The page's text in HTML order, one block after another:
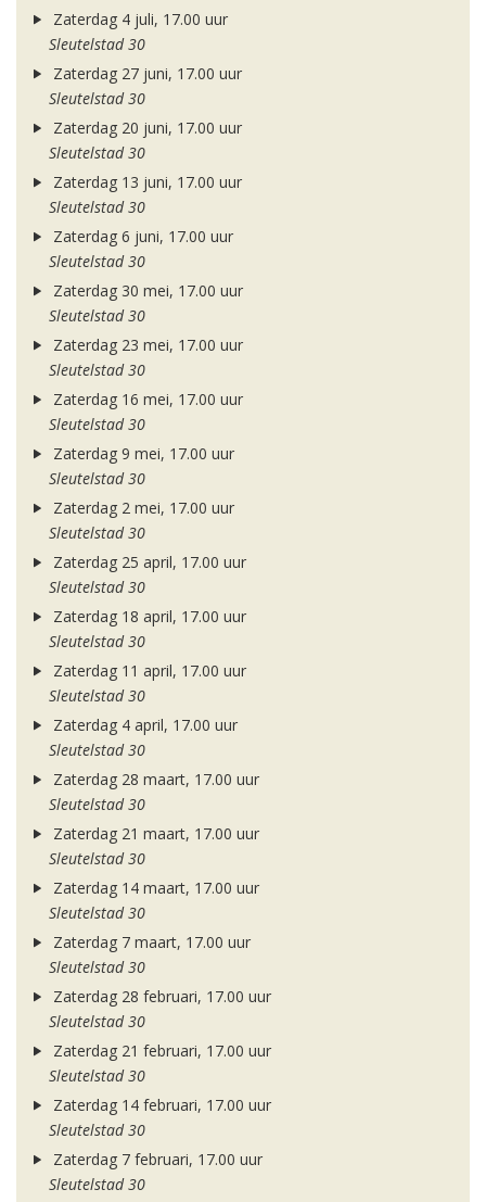
Zaterdag 4 juli, 17.00 uur
Sleutelstad 30
Zaterdag 27 juni, 17.00 uur
Sleutelstad 30
Zaterdag 20 juni, 17.00 uur
Sleutelstad 30
Zaterdag 13 juni, 17.00 uur
Sleutelstad 30
Zaterdag 6 juni, 17.00 uur
Sleutelstad 30
Zaterdag 30 mei, 17.00 uur
Sleutelstad 30
Zaterdag 23 mei, 17.00 uur
Sleutelstad 30
Zaterdag 16 mei, 17.00 uur
Sleutelstad 30
Zaterdag 9 mei, 17.00 uur
Sleutelstad 30
Zaterdag 2 mei, 17.00 uur
Sleutelstad 30
Zaterdag 25 april, 17.00 uur
Sleutelstad 30
Zaterdag 18 april, 17.00 uur
Sleutelstad 30
Zaterdag 11 april, 17.00 uur
Sleutelstad 30
Zaterdag 4 april, 17.00 uur
Sleutelstad 30
Zaterdag 28 maart, 17.00 uur
Sleutelstad 30
Zaterdag 21 maart, 17.00 uur
Sleutelstad 30
Zaterdag 14 maart, 17.00 uur
Sleutelstad 30
Zaterdag 7 maart, 17.00 uur
Sleutelstad 30
Zaterdag 28 februari, 17.00 uur
Sleutelstad 30
Zaterdag 21 februari, 17.00 uur
Sleutelstad 30
Zaterdag 14 februari, 17.00 uur
Sleutelstad 30
Zaterdag 7 februari, 17.00 uur
Sleutelstad 30